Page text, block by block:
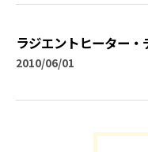
ラジエントヒーター・
2010/06/01